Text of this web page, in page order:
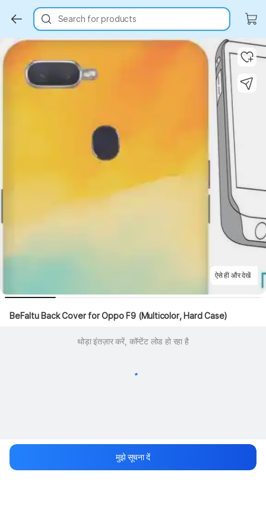
Search for products
Key Highlights Key Highlights
ऐसे ही और देखें
BeFaltu Back Cover for Oppo F9 (Multicolor, Hard Case)
थोड़ा इंतज़ार करें, कॉन्टेंट लोड हो रहा है
मुझे सूचना दें